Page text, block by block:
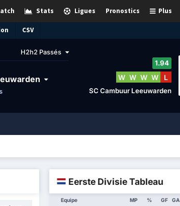
Plus
Pronostics
Ligues
Stats
CSV
H2h2 Passés
1.94
W W W W L
SC Cambuur Leeuwarden
Eerste Divisie Tableau
Equipe MP % GF GA